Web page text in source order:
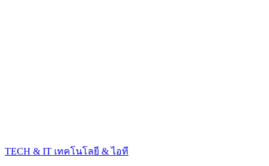
TECH & IT เทคโนโลยี & ไอที